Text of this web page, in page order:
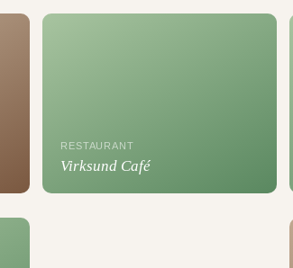
RESTAURANT
Virksund Café